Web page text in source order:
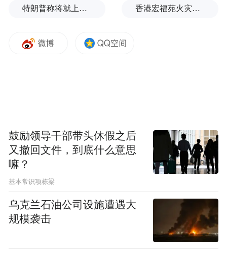
道美味”的想法，如今的鱼河岸横町是游人在
市场内必去的觅食地。
特朗普称将就上诉法院涉白宫宴会厅项目裁决提起上诉 香港宏福苑火灾跨部门调查最终报告：大火或由烟头引起
鼓励领导干部带头休假之后
又撤回文件，到底什么意思
嘛？
基本常识项栋梁
乌克兰石油公司设施遭遇大
规模袭击